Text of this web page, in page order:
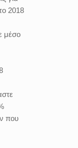
2018
μέσο
που